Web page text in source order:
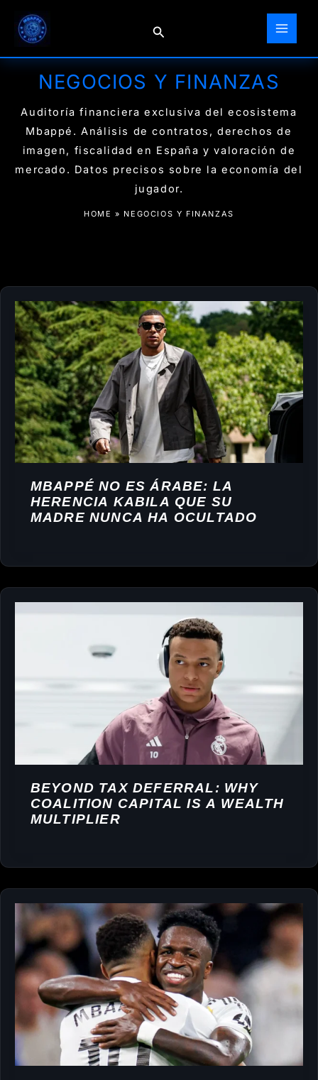
contenido
Buscar
NEGOCIOS Y FINANZAS
Auditoría financiera exclusiva del ecosistema
Mbappé. Análisis de contratos, derechos de
imagen, fiscalidad en España y valoración de
mercado. Datos precisos sobre la economía del
jugador.
HOME » NEGOCIOS Y FINANZAS
MBAPPÉ NO ES ÁRABE: LA
HERENCIA KABILA QUE SU
MADRE NUNCA HA OCULTADO
BEYOND TAX DEFERRAL: WHY
COALITION CAPITAL IS A WEALTH
MULTIPLIER